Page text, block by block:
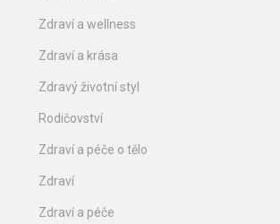
Zdraví a wellness
Zdraví a krása
Zdravý životní styl
Rodičovství
Zdraví a péče o tělo
Zdraví
Zdraví a péče